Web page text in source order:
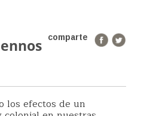
comparte
los efectos de un